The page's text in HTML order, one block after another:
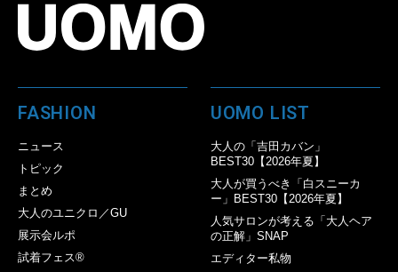
FASHION
ニュース
トピック
まとめ
大人のユニクロ／GU
展示会ルポ
試着フェス®︎
UOMO LIST
大人の「吉田カバン」
BEST30【2026年夏】
大人が買うべき「白スニーカ
ー」BEST30【2026年夏】
人気サロンが考える「大人ヘア
の正解」SNAP
エディター私物